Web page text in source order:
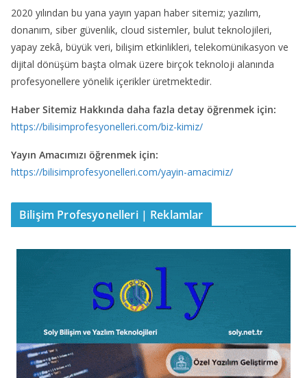
2020 yılından bu yana yayın yapan haber sitemiz; yazılım,
donanım, siber güvenlik, cloud sistemler, bulut teknolojileri,
yapay zekâ, büyük veri, bilişim etkinlikleri, telekomünikasyon ve
dijital dönüşüm başta olmak üzere birçok teknoloji alanında
profesyonellere yönelik içerikler üretmektedir.
Haber Sitemiz Hakkında daha fazla detay öğrenmek için:
https://bilisimprofesyonelleri.com/biz-kimiz/
Yayın Amacımızı öğrenmek için:
https://bilisimprofesyonelleri.com/yayin-amacimiz/
Bilişim Profesyonelleri | Reklamlar